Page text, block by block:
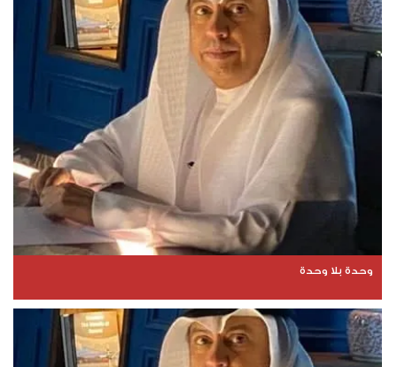
وحدة بلا وحدة